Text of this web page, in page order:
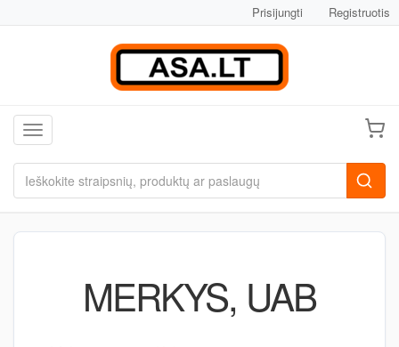
Prisijungti Registruotis
Toggle navigation
MERKYS, UAB